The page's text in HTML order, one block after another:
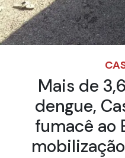
Mais de
dengue,
fumacê ao